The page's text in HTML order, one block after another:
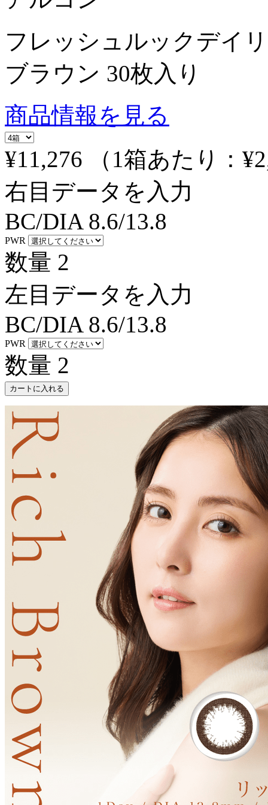
フレッシュルックデイ
ブラウン 30枚入り
商品情報を見る
¥11,276
（1箱あたり：
右目データを入力
BC/DIA 8.6/13.8
PWR
数量 2
左目データを入力
BC/DIA 8.6/13.8
PWR
数量 2
カートに入れる